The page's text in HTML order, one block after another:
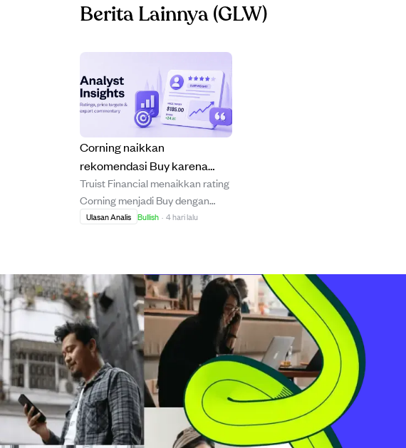
Berita Lainnya(GLW)
Corning naikkan
rekomendasi Buy karena
potensi pertumbuhan AI dan
kemitraan besar, target
saham naik 26,6%.
Truist Financial menaikkan rating
Corning menjadi Buy dengan
target harga $175, didukung hasil
menjadi $4,74 miliar dan EPS naik
30% menjadi $0,78, didorong ole...
Ulasan Analis Bullish · 4 hari lalu